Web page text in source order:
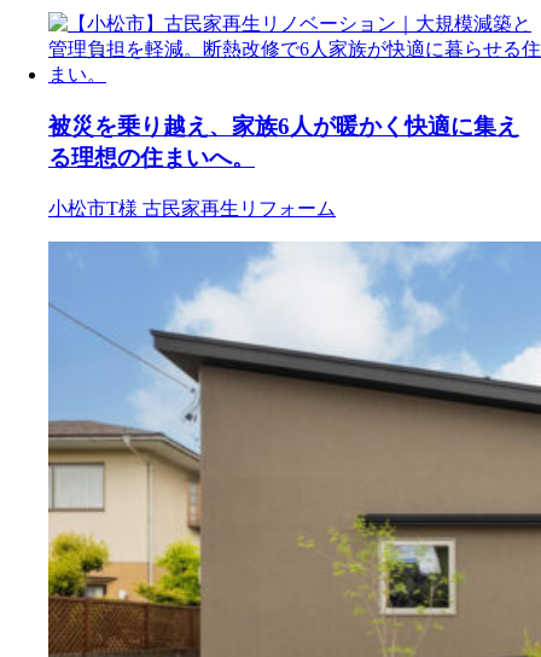
被災を乗り越え、家族6人が暖かく快適に集え
る理想の住まいへ。
小松市T様 古民家再生リフォーム